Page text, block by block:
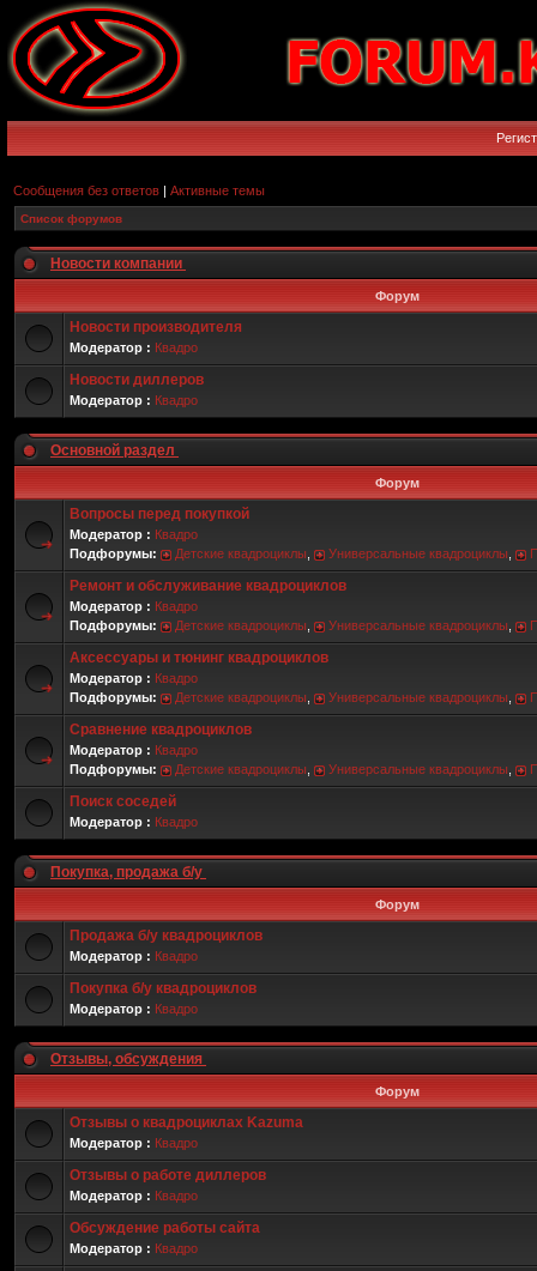
Сообщения без ответов | Активные темы
Список форумов
Новости компании
Форум
Новости производителя
Модератор : Квадро
Новости диллеров
Модератор : Квадро
Основной раздел
Форум
Вопросы перед покупкой
Модератор : Квадро
Подфорумы:
Детские квадроциклы Универсальные квадроциклы
Ремонт и обслуживание квадроциклов
Модератор : Квадро
Подфорумы:
Детские квадроциклы Универсальные квадроциклы
Аксессуары и тюнинг квадроциклов
Модератор : Квадро
Подфорумы:
Детские квадроциклы Универсальные квадроциклы
Сравнение квадроциклов
Модератор : Квадро
Подфорумы:
Детские квадроциклы Универсальные квадроциклы
Поиск соседей
Модератор : Квадро
Покупка, продажа б/у
Форум
Продажа б/у квадроциклов
Модератор : Квадро
Покупка б/у квадроциклов
Модератор : Квадро
Отзывы, обсуждения
Форум
Отзывы о квадроциклах Kazuma
Модератор : Квадро
Отзывы о работе диллеров
Модератор : Квадро
Обсуждение работы сайта
Модератор : Квадро